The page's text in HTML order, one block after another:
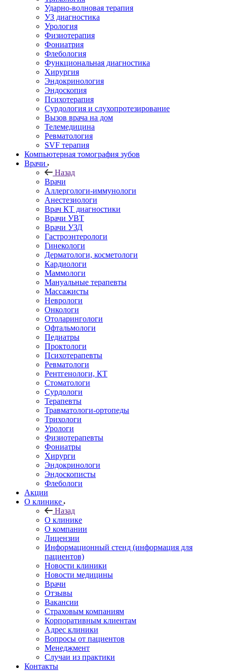
Ударно-волновая терапия
УЗ диагностика
Урология
Физиотерапия
Фониатрия
Флебология
Функциональная диагностика
Хирургия
Эндокринология
Эндоскопия
Психотерапия
Сурдология и слухопротезирование
Вызов врача на дом
Телемедицина
Ревматология
SVF терапия
Компьютерная томография зубов
Врачи
Назад
Врачи
Аллергологи-иммунологи
Анестезиологи
Врач КТ диагностики
Врачи УВТ
Врачи УЗД
Гастроэнтерологи
Гинекологи
Дерматологи, косметологи
Кардиологи
Маммологи
Мануальные терапевты
Массажисты
Неврологи
Онкологи
Отоларингологи
Офтальмологи
Педиатры
Проктологи
Психотерапевты
Ревматологи
Рентгенологи, КТ
Стоматологи
Сурдологи
Терапевты
Травматологи-ортопеды
Трихологи
Урологи
Физиотерапевты
Фониатры
Хирурги
Эндокринологи
Эндоскописты
Флебологи
Акции
О клинике
Назад
О клинике
О компании
Лицензии
Информационный стенд (информация для
пациентов)
Новости клиники
Новости медицины
Врачи
Отзывы
Вакансии
Страховым компаниям
Корпоративным клиентам
Адрес клиники
Вопросы от пациентов
Менеджмент
Случаи из практики
Контакты